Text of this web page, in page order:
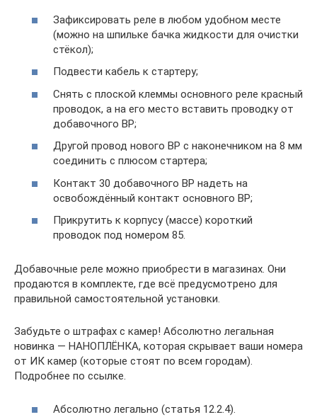
Зафиксировать реле в любом удобном месте
(можно на шпильке бачка жидкости для очистки
стёкол);
Подвести кабель к стартеру;
Снять с плоской клеммы основного реле красный
проводок, а на его место вставить проводку от
добавочного ВР;
Другой провод нового ВР с наконечником на 8 мм
соединить с плюсом стартера;
Контакт 30 добавочного ВР надеть на
освобождённый контакт основного ВР;
Прикрутить к корпусу (массе) короткий
проводок под номером 85.
Добавочные реле можно приобрести в магазинах. Они
продаются в комплекте, где всё предусмотрено для
правильной самостоятельной установки.
Забудьте о штрафах с камер! Абсолютно легальная
новинка — НАНОПЛЁНКА, которая скрывает ваши номера
от ИК камер (которые стоят по всем городам).
Подробнее по ссылке.
Абсолютно легально (статья 12.2.4).